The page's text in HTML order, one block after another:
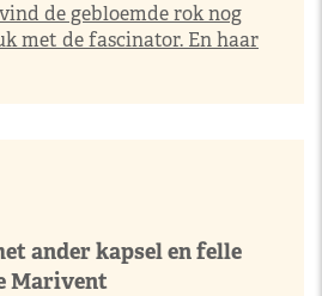
de gebloemde rok nog
met de fascinator. En haar
ander kapsel en felle
Marivent